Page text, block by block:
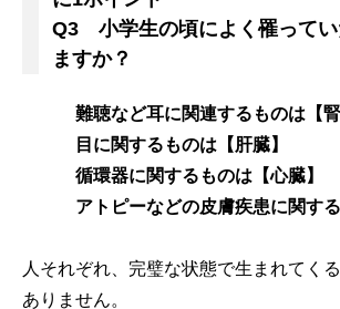
Q3 小学生の頃によく罹ってい
ますか？
難聴など耳に関連するものは【腎
目に関するものは【肝臓】
循環器に関するものは【心臓】
アトピーなどの皮膚疾患に関する
人それぞれ、完璧な状態で生まれてく
ありません。